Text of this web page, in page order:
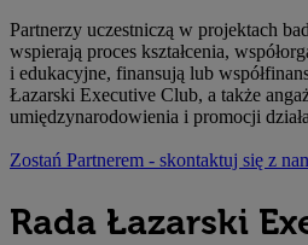
Partnerzy uczestniczą w projektach
wspierają proces kształcenia,
i edukacyjne, finansują lub
Łazarski Executive Club, a także
umiędzynarodowienia i promocji
Zostań Partnerem - skontaktuj się z
Rada Łazarski